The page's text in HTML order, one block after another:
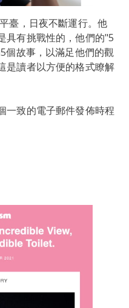
臺，日夜不斷運行。他
具有挑戰性的，他們的"5
個故事，以滿足他們的觀
是讀者以方便的格式瞭解
一致的電子郵件發佈時程